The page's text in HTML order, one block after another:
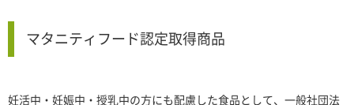
マタニティフード認定取得商品
妊活中・妊娠中・授乳中の方にも配慮した食品として、一般社団法